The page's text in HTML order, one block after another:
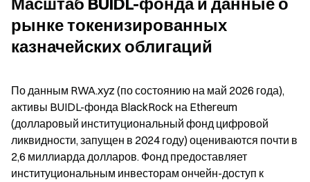
рынке токенизированных
казначейских облигаций
По данным RWA.xyz (по состоянию на май 2026 года),
активы BUIDL-фонда BlackRock на Ethereum
(долларовый институциональный фонд цифровой
ликвидности, запущен в 2024 году) оцениваются почти в
2,6 миллиарда долларов. Фонд предоставляет
институциональным инвесторам ончейн-доступ к